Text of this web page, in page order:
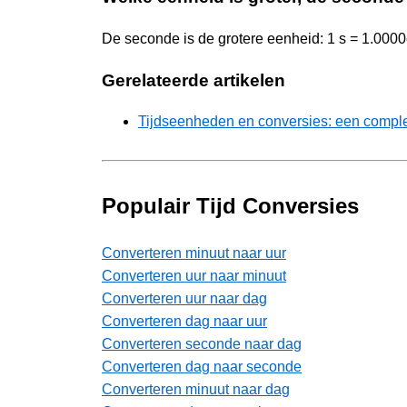
De seconde is de grotere eenheid: 1 s =
Gerelateerde artikelen
Tijdseenheden en conversies: een
Populair Tijd Conversies
Converteren minuut naar uur
Converteren uur naar minuut
Converteren uur naar dag
Converteren dag naar uur
Converteren seconde naar dag
Converteren dag naar seconde
Converteren minuut naar dag